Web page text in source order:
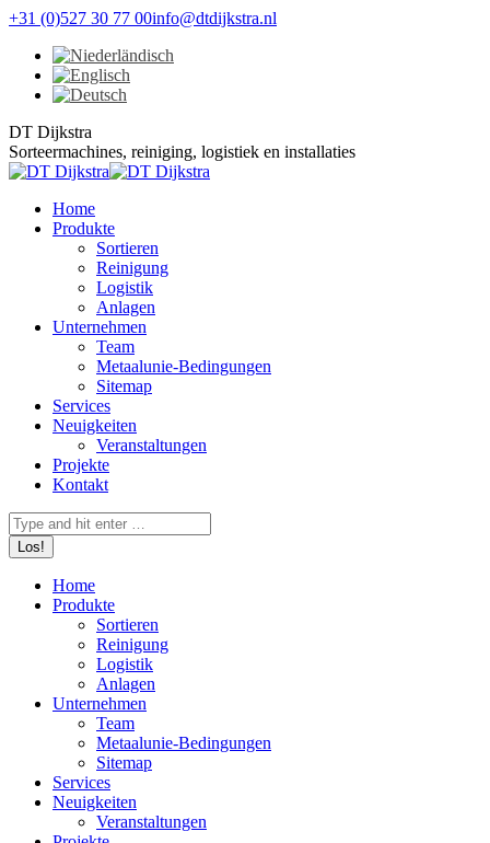
Zum
springen
+31 (0)527 30 77 00info@dtdijkstra.nl
Facebook
page
opens
new
window
Linkedin
page
opens
new
window
page
opens
new
window
YouTube
page
opens
new
window
DT Dijkstra
Sorteermachines, reiniging, logistiek en installaties
Home
Produkte
Sortieren
Reinigung
Logistik
Anlagen
Unternehmen
Team
Metaalunie-Bedingungen
Sitemap
Services
Neuigkeiten
Veranstaltungen
Projekte
Kontakt
Search:
Home
Produkte
Sortieren
Reinigung
Logistik
Anlagen
Unternehmen
Team
Metaalunie-Bedingungen
Sitemap
Services
Neuigkeiten
Veranstaltungen